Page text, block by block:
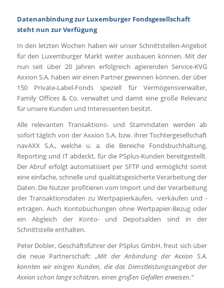
Datenanbindung zur Luxemburger Fondsgesellschaft
steht nun zur Verfügung
In den letzten Wochen haben wir unser Schnittstellen-Angebot
für den Luxemburger Markt weiter ausbauen können. Mit der
nun seit über 20 Jahren erfolgreich agierenden Service-KVG
Axxion S.A. haben wir einen Partner gewinnen können, der über
150 Private-Label-Fonds speziell für Vermögensverwalter,
Family Offices & Co. verwaltet und damit eine große Relevanz
für unsere Kunden und Interessenten besitzt.
Alle relevanten Transaktions- und Stammdaten werden ab
sofort täglich von der Axxion S.A. bzw. ihrer Tochtergesellschaft
navAXX S.A., welche u. a. die Bereiche Fondsbuchhaltung,
Reporting und IT abdeckt, für die PSplus-Kunden bereitgestellt.
Der Abruf erfolgt automatisiert per SFTP und ermöglicht somit
eine einfache, schnelle und qualitätsgesicherte Verarbeitung der
Daten. Die Nutzer profitieren vom Import und der Verarbeitung
der Transaktionsdaten zu Wertpapierkäufen, -verkäufen und -
erträgen. Auch Kontobuchungen ohne Wertpapier-Bezug oder
ein Abgleich der Konto- und Depotsalden sind in der
Schnittstelle enthalten.
Peter Dobler, Geschäftsführer der PSplus GmbH, freut sich über
die neue Partnerschaft:„Mit der Anbindung der Axxion S.A.
konnten wir einigen Kunden, die das Dienstleistungsangebot der
Axxion schon lange schätzen, einen großen Gefallen erweisen.“